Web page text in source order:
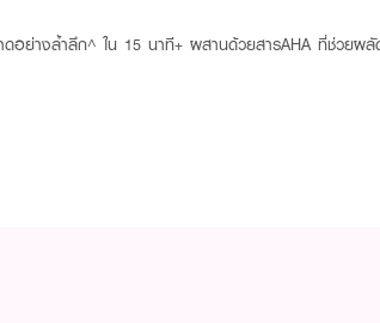
ย่างล้ำลึก^ ใน 15 นาที+ ผสานด้วยสารAHA ที่ช่วยผลั